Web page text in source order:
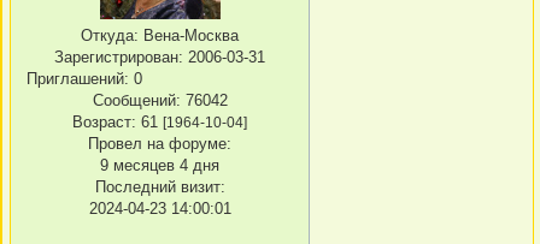
Откуда: Вена-Москва
Зарегистрирован: 2006-03-31
Приглашений: 0
Сообщений: 76042
Возраст: 61 [1964-10-04]
Провел на форуме:
9 месяцев 4 дня
Последний визит:
2024-04-23 14:00:01